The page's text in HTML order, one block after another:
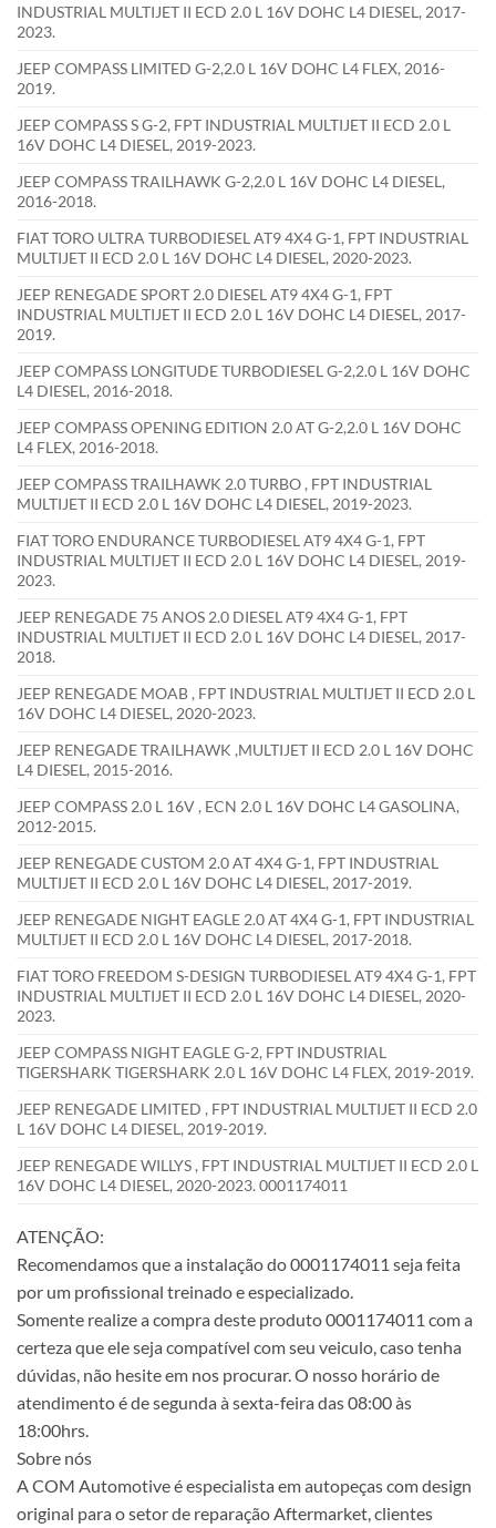
INDUSTRIAL MULTIJET II ECD 2.0 L 16V DOHC L4 DIESEL, 2017-
2023.
JEEP COMPASS LIMITED G-2,2.0 L 16V DOHC L4 FLEX, 2016-
2019.
JEEP COMPASS S G-2, FPT INDUSTRIAL MULTIJET II ECD 2.0 L
16V DOHC L4 DIESEL, 2019-2023.
JEEP COMPASS TRAILHAWK G-2,2.0 L 16V DOHC L4 DIESEL,
2016-2018.
FIAT TORO ULTRA TURBODIESEL AT9 4X4 G-1, FPT INDUSTRIAL
MULTIJET II ECD 2.0 L 16V DOHC L4 DIESEL, 2020-2023.
JEEP RENEGADE SPORT 2.0 DIESEL AT9 4X4 G-1, FPT
INDUSTRIAL MULTIJET II ECD 2.0 L 16V DOHC L4 DIESEL, 2017-
2019.
JEEP COMPASS LONGITUDE TURBODIESEL G-2,2.0 L 16V DOHC
L4 DIESEL, 2016-2018.
JEEP COMPASS OPENING EDITION 2.0 AT G-2,2.0 L 16V DOHC
L4 FLEX, 2016-2018.
JEEP COMPASS TRAILHAWK 2.0 TURBO , FPT INDUSTRIAL
MULTIJET II ECD 2.0 L 16V DOHC L4 DIESEL, 2019-2023.
FIAT TORO ENDURANCE TURBODIESEL AT9 4X4 G-1, FPT
INDUSTRIAL MULTIJET II ECD 2.0 L 16V DOHC L4 DIESEL, 2019-
2023.
JEEP RENEGADE 75 ANOS 2.0 DIESEL AT9 4X4 G-1, FPT
INDUSTRIAL MULTIJET II ECD 2.0 L 16V DOHC L4 DIESEL, 2017-
2018.
JEEP RENEGADE MOAB , FPT INDUSTRIAL MULTIJET II ECD 2.0 L
16V DOHC L4 DIESEL, 2020-2023.
JEEP RENEGADE TRAILHAWK ,MULTIJET II ECD 2.0 L 16V DOHC
L4 DIESEL, 2015-2016.
JEEP COMPASS 2.0 L 16V , ECN 2.0 L 16V DOHC L4 GASOLINA,
2012-2015.
JEEP RENEGADE CUSTOM 2.0 AT 4X4 G-1, FPT INDUSTRIAL
MULTIJET II ECD 2.0 L 16V DOHC L4 DIESEL, 2017-2019.
JEEP RENEGADE NIGHT EAGLE 2.0 AT 4X4 G-1, FPT INDUSTRIAL
MULTIJET II ECD 2.0 L 16V DOHC L4 DIESEL, 2017-2018.
FIAT TORO FREEDOM S-DESIGN TURBODIESEL AT9 4X4 G-1, FPT
INDUSTRIAL MULTIJET II ECD 2.0 L 16V DOHC L4 DIESEL, 2020-
2023.
JEEP COMPASS NIGHT EAGLE G-2, FPT INDUSTRIAL
TIGERSHARK TIGERSHARK 2.0 L 16V DOHC L4 FLEX, 2019-2019.
JEEP RENEGADE LIMITED , FPT INDUSTRIAL MULTIJET II ECD 2.0
L 16V DOHC L4 DIESEL, 2019-2019.
JEEP RENEGADE WILLYS , FPT INDUSTRIAL MULTIJET II ECD 2.0 L
16V DOHC L4 DIESEL, 2020-2023. 0001174011
ATENÇÃO:
Recomendamos que a instalação do 0001174011 seja feita
por um profissional treinado e especializado.
Somente realize a compra deste produto 0001174011 com a
certeza que ele seja compatível com seu veiculo, caso tenha
dúvidas, não hesite em nos procurar. O nosso horário de
atendimento é de segunda à sexta-feira das 08:00 às
18:00hrs.
Sobre nós
A COM Automotive é especialista em autopeças com design
original para o setor de reparação Aftermarket, clientes